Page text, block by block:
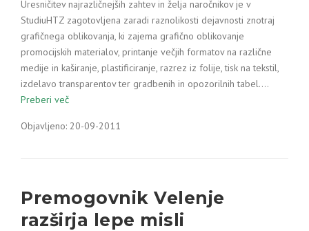
Uresničitev najrazličnejših zahtev in želja naročnikov je v
StudiuHTZ zagotovljena zaradi raznolikosti dejavnosti znotraj
grafičnega oblikovanja, ki zajema grafično oblikovanje
promocijskih materialov, printanje večjih formatov na različne
medije in kaširanje, plastificiranje, razrez iz folije, tisk na tekstil,
izdelavo transparentov ter gradbenih in opozorilnih tabel.…
Preberi več
Objavljeno: 20-09-2011
Premogovnik Velenje
razširja lepe misli